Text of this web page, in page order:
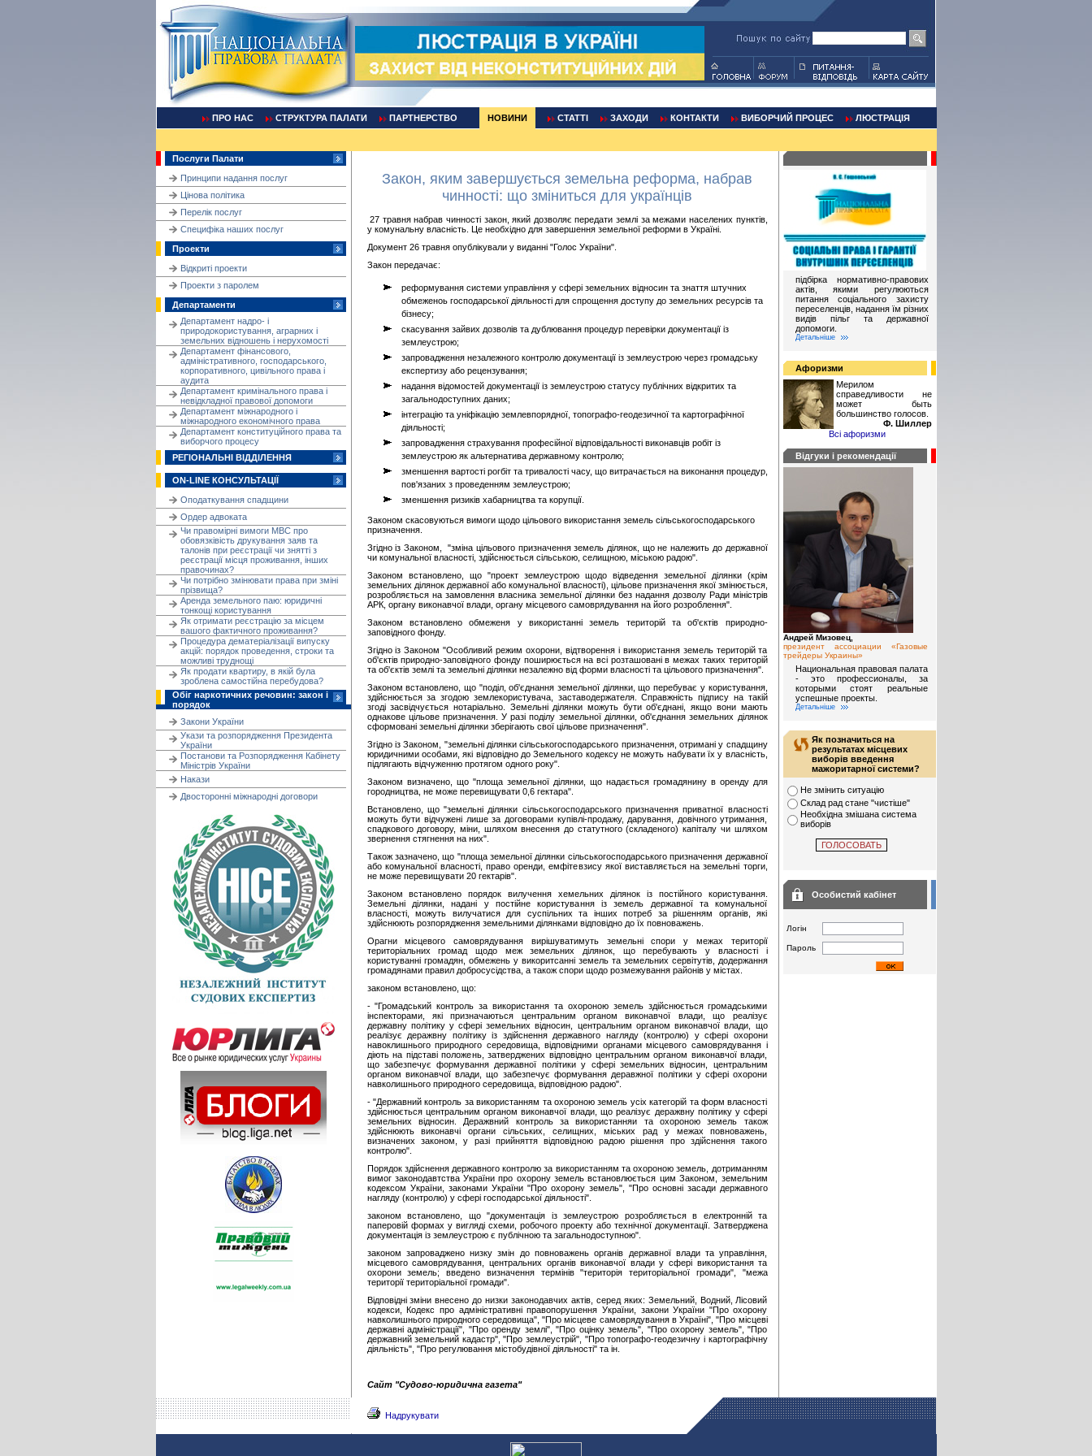
ПРО НАС СТРУКТУРА ПАЛАТИ ПАРТНЕРСТВО НОВИНИ СТАТТІ ЗАХОДИ КОНТАКТИ ВИБОРЧИЙ ПРОЦЕС ЛЮСТРАЦІЯ
Послуги Палати
Принципи надання послуг
Цінова політика
Перелік послуг
Cпецифіка наших послуг
Проекти
Відкриті проекти
Проекти з паролем
Департаменти
Департамент надро- і
природокористування, аграрних і
земельних відношень і нерухомості
Департамент фінансового,
адміністративного, господарського,
корпоративного, цивільного права і
аудита
Департамент кримінального права і
невідкладної правової допомоги
Департамент міжнародного і
міжнародного економічного права
Департамент конституційного права та
виборчого процесу
РЕГІОНАЛЬНІ ВІДДІЛЕННЯ
ON-LINE КОНСУЛЬТАЦІЇ
Оподаткування спадщини
Ордер адвоката
Чи правомірні вимоги МВС про
обовязківість друкування заяв та
талонів при реєстрації чи знятті з
реєстрації місця проживання, інших
правочинах?
Чи потрібно змінювати права при зміні
прізвища?
Аренда земельного паю: юридичні
тонкощі користування
Як отримати реєстрацію за місцем
вашого фактичного проживання?
Процедура дематеріалізації випуску
акцій: порядок проведення, строки та
можливі труднощі
Як продати квартиру, в якій була
зроблена самостійна перебудова?
Обіг наркотичних речовин: закон і
порядок
Закони України
Укази та розпорядження Президента
України
Постанови та Розпорядження Кабінету
Міністрів України
Накази
Двосторонні міжнародні договори
Закон, яким завершується земельна реформа, набрав
чинності: що зміниться для українців
27 травня набрав чинності закон, який дозволяє передати землі за межами населених пунктів,
у комунальну власність. Це необхідно для завершення земельної реформи в Україні.
Документ 26 травня опублікували у виданні "Голос України".
Закон передачає:
реформування системи управління у сфері земельних відносин та знаття штучних
обмеженоь господарської діяльності для спрощення доступу до земельних ресурсів та
бізнесу;
скасування зайвих дозволів та дублювання процедур перевірки документації із
землеустрою;
запровадження незалежного контролю документації із землеустрою через громадську
експертизу або рецензування;
надання відомостей документації із землеустрою статусу публічних відкритих та
загальнодоступних даних;
інтеграцію та уніфікацію землевпорядної, топографо-геодезичної та картографічної
діяльності;
запровадження страхування професійної відповідальності виконавців робіт із
землеустрою як альтернатива державному контролю;
зменшення вартості рогбіт та тривалості часу, що витрачається на виконання процедур,
пов'язаних з проведенням землеустрою;
зменшення ризиків хабарництва та корупції.
Законом скасовуються вимоги щодо цільового використання земель сільськогосподарського
призначення.
Згідно із Законом, "зміна цільового призначення земель ділянок, що не належить до державної
чи комунальної власності, здійснюється сільською, селищною, міською радою".
Законом встановлено, що "проект землеустрою щодо відведення земельної ділянки (крім
земельних ділянок державної або комунальної власності), цільове призначення якої змінюється,
розробляється на замовлення власника земельної ділянки без надання дозволу Ради міністрів
АРК, органу виконавчої влади, органу місцевого самоврядування на його розроблення".
Законом встановлено обмеженя у використанні земель територій та об'єктів природно-
заповідного фонду.
Згідно із Законом "Особливий режим охорони, відтворення і використання земель територій та
об'єктів природно-заповідного фонду поширюється на всі розташовані в межах таких територій
та об'єктів землі та земельні ділянки незалежно від форми власності та цільового призначення".
Законом встановлено, що "поділ, об'єднання земельної ділянки, що перебуває у користування,
здійснюється за згодою землекористувача, заставодержателя. Справжність підпису на такій
згоді засвідчується нотаріально. Земельні ділянки можуть бути об'єднані, якщо вони мають
однакове цільове призначення. У разі поділу земельної ділянки, об'єднання земельних ділянок
сформовані земельні ділянки зберігають свої цільове призначення".
Згідно із Законом, "земельні ділянки сільськогосподарського призначення, отримані у спадщину
юридичними особами, які відповідно до Земельного кодексу не можуть набувати їх у власність,
підлягають відчуженню протягом одного року".
Законом визначено, що "площа земельної ділянки, що надається громадянину в оренду для
городництва, не може перевищувати 0,6 гектара".
Встановлено, що "земельні ділянки сільськогосподарського призначення приватної власності
можуть бути відчужені лише за договорами купівлі-продажу, дарування, довічного утримання,
спадкового договору, міни, шляхом внесення до статутного (складеного) капіталу чи шляхом
звернення стягнення на них".
Також зазначено, що "площа земельної ділянки сільськогосподарського призначення державної
або комунальної власності, право оренди, емфітевзису якої виставляється на земельні торги,
не може перевищувати 20 гектарів".
Законом встановлено порядок вилучення хемельних ділянок із постійного користування.
Земельні ділянки, надані у постійне користування із земель державної та комунальної
власності, можуть вилучатися для суспільних та інших потреб за рішенням органів, які
здійснюють розпорядження земельними ділянками відповідно до їх повноважень.
Орагни місцевого самоврядування вирішуватимуть земельні спори у межах території
територіальних громад щодо меж земельних ділянок, що перебувають у власності і
користуванні громадян, обмежень у викоритсанні земель та земельних сервітутів, додержання
громадянами правил добросусідства, а також спори щодо розмежування районів у містах.
законом встановлено, що:
- "Громадський контроль за використання та охороною земель здійснюється громадськими
інспекторами, які призначаються центральним органом виконавчої влади, що реалізує
державну політику у сфері земельних відносин, центральним органом виконавчої влади, що
реалізує деражвну політику із здійснення державного нагляду (контролю) у сфері охорони
навоклишнього природного середовища, відповідними органами місцевого самоврядування і
діють на підставі положень, затверджених відповідно центральним органом виконавчої влади,
що забезпечує формування державної політики у сфері земельних відносин, центральним
органом виконавчої влади, що забезпечує формування деравжної політики у сфері охорони
навколишнього природного середовища, відповідною радою".
- "Державний контроль за використанням та охороною земель усіх категорій та форм власності
здійснюється центральним органом виконавчої влади, що реалізує деражвну політику у сфері
земельних відносин. Деражвний контроль за використанняи та охороною земель також
здійснюють виконавчі органи сільських, селищних, міських рад у межах повноважень,
визначених законом, у разі прийняття відповідною радою рішення про здійснення такого
контролю".
Порядок здійснення державного контролю за використанням та охороною земель, дотриманням
вимог законодавтства України про охорону земель встановлюється цим Законом, земельним
кодексом України, законами України "Про охорону земель", "Про основні засади державного
нагляду (контролю) у сфері господарської діяльності".
законом встановлено, що "документація із землеустрою розробляється в електронній та
паперовій формах у вигляді схеми, робочого проекту або технічної документації. Затверджена
документація із землеустрою є публічною та загальнодоступною".
законом запроваджено низку змін до повноважень органів державної влади та управління,
місцевого самоврядування, центральних органів виконавчої влади у сфері використання та
охорони земель; введено визначення термінів "територія територіальної громади", "межа
території територіальної громади".
Відповідні зміни внесено до низки законодавчих актів, серед яких: Земельний, Водний, Лісовий
кодекси, Кодекс про адміністративні правопорушення України, закони України "Про охорону
навколишнього природного середовища", "Про місцеве самоврядування в Україні", "Про місцеві
державні адміністрації", "Про оренду землі", "Про оцінку земель", "Про охорону земель", "Про
державний земельний кадастр", "Про землеустрій", "Про топографо-геодезичну і картографічну
діяльність", "Про регулювання містобудівної діяльності" та ін.
Сайт "Судово-юридична газета"
підбірка нормативно-правових
актів, якими регулюються
питання соціального захисту
переселенців, надання їм різних
видів пільг та державної
допомоги.
Детальніше
Афоризми
Мерилом
справедливости не
может быть
большинство голосов.
Ф. Шиллер
Всі афоризми
Відгуки і рекомендації
Андрей Мизовец,
президент ассоциации «Газовые
трейдеры Украины»
Национальная правовая палата
- это профессионалы, за
которыми стоят реальные
успешные проекты.
Детальніше
Як позначиться на
результатах місцевих
виборів введення
мажоритарної системи?
Не змінить ситуацію
Склад рад стане "чистіше"
Необхідна змішана система
виборів
Особистий кабінет
Логін
Пароль
Надрукувати